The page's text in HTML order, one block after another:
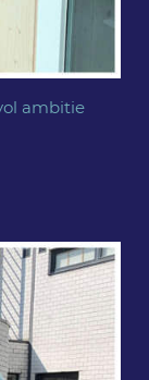
ambitie